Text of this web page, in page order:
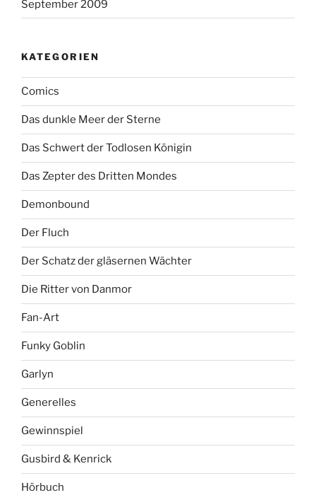
September 2009
KATEGORIEN
Comics
Das dunkle Meer der Sterne
Das Schwert der Todlosen Königin
Das Zepter des Dritten Mondes
Demonbound
Der Fluch
Der Schatz der gläsernen Wächter
Die Ritter von Danmor
Fan-Art
Funky Goblin
Garlyn
Generelles
Gewinnspiel
Gusbird & Kenrick
Hörbuch